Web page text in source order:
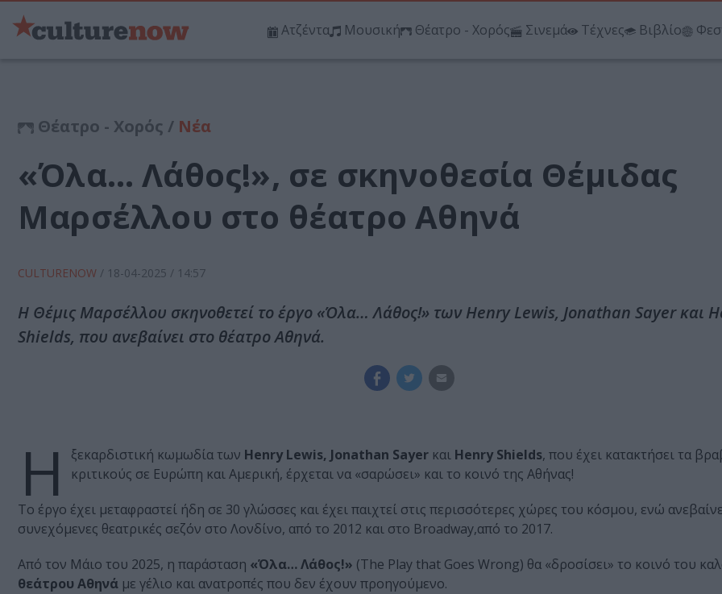
Ατζέντα Μουσική Θέατρο - Χορός Σινεμά Τέχνες Βιβλίο
Θέατρο - Χορός / Νέα
«Όλα… Λάθος!», σε σκηνοθεσία Θέμιδας
Μαρσέλλου στο θέατρο Αθηνά
CULTURENOW / 18-04-2025 / 14:57
Η Θέμις Μαρσέλλου σκηνοθετεί το έργο «Όλα… Λάθος!» των Henry Lewis, Jonathan Sayer και
Shields, που ανεβαίνει στο θέατρο Αθηνά.
Η ξεκαρδιστική κωμωδία των Henry Lewis, Jonathan Sayer και Henry Shields, που έχει κατακτήσει τα
κριτικούς σε Ευρώπη και Αμερική, έρχεται να «σαρώσει» και το κοινό της Αθήνας!
Το έργο έχει μεταφραστεί ήδη σε 30 γλώσσες και έχει παιχτεί στις περισσότερες χώρες του κόσμου, ενώ
συνεχόμενες θεατρικές σεζόν στο Λονδίνο, από το 2012 και στο Broadway,από το 2017.
Από τον Μάιο του 2025, η παράσταση «Όλα… Λάθος!» (The Play that Goes Wrong) θα «δροσίσει» το κοινό του
θεάτρου Αθηνά με γέλιο και ανατροπές που δεν έχουν προηγούμενο.